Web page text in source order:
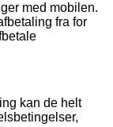
med mobilen.
fra for
kan de helt